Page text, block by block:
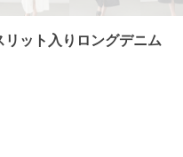
ット入りロングデニム